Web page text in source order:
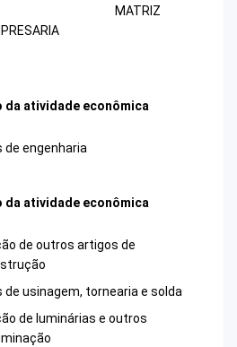
MATRIZ
da atividade econômica
de engenharia
da atividade econômica
de outros artigos de
de usinagem, tornearia e solda
de luminárias e outros